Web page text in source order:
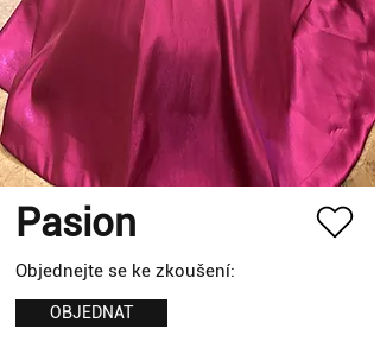
Pasion
Objednejte se ke zkoušení:
OBJEDNAT